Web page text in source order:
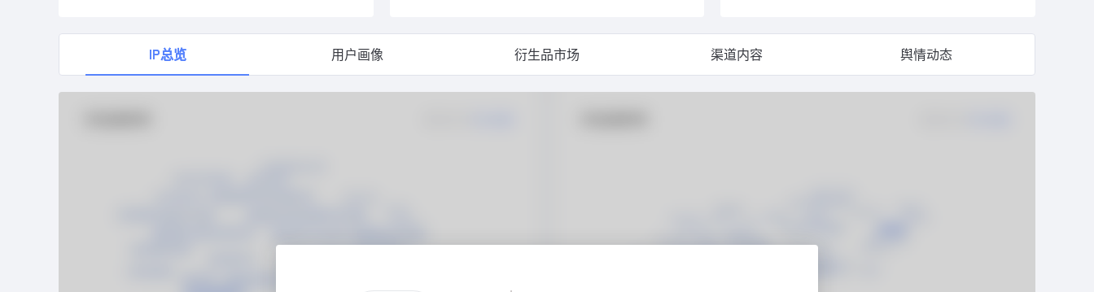
IP总览 用户画像 衍生品市场 渠道内容 舆情动态